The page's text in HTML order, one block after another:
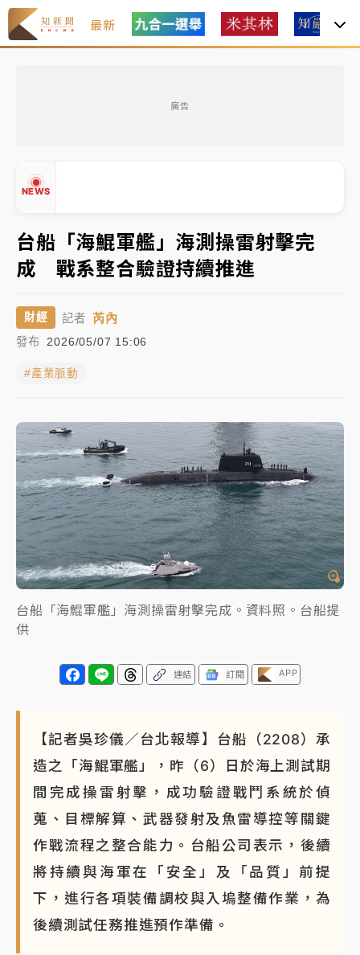
最新
廣告
NEWS
處置制度大變革！ 證交所今起縮短股票「關禁閉」天
才續任就飛美國大學面試 清大校長高為元致歉：機會
到來時引起我的好奇
地午後雷雨
分析｜ 7月營收甫首破單月9000億元下半年續旺指
中租控股7月營收創今年新高 前7月獲利成長6%
獨家｜ 和欣客運總裁逝世！少東涉洗錢遭收押 戴手銬
腳鐐提前奔靈堂畫面曝
處置制度大變革！ 證交所今起縮短股票「關禁閉」天
數與撮合時間
才續任就飛美國大學面試 清大校長高為元致歉：機會
到來時引起我的好奇
地午後雷雨
NBA｜
傳奇名帥驚傳離世！曾以「瘋狂籃球」震撼聯
盟 兩大愛徒向他致
台船「海鯤軍艦」海測操雷射擊完
成 戰系整合驗證持續推進
財經 記者 芮內
發布 2026/05/07 15:06
#產業脈動
台船「海鯤軍艦」海測操雷射擊完成。資料照。台船提
供
連結 訂閱 APP
【記者吳珍儀／台北報導】台船（2208）承
造之「海鯤軍艦」，昨（6）日於海上測試期
間完成操雷射擊，成功驗證戰鬥系統於偵
蒐、目標解算、武器發射及魚雷導控等關鍵
作戰流程之整合能力。台船公司表示，後續
將持續與海軍在「安全」及「品質」前提
下，進行各項裝備調校與入塢整備作業，為
後續測試任務推進預作準備。